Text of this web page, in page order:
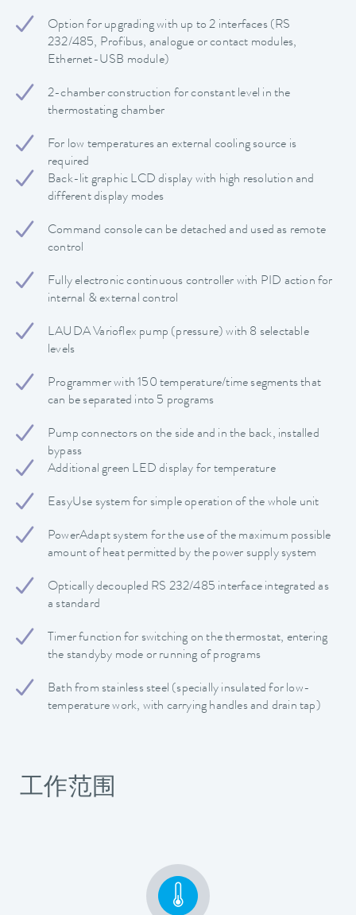
Option for upgrading with up to 2 interfaces (RS
232/485, Profibus, analogue or contact modules,
Ethernet-USB module)
2-chamber construction for constant level in the
thermostating chamber
For low temperatures an external cooling source is
required
Back-lit graphic LCD display with high resolution and
different display modes
Command console can be detached and used as remote
control
Fully electronic continuous controller with PID action for
internal & external control
LAUDA Varioflex pump (pressure) with 8 selectable
levels
Programmer with 150 temperature/time segments that
can be separated into 5 programs
Pump connectors on the side and in the back, installed
bypass
Additional green LED display for temperature
EasyUse system for simple operation of the whole unit
PowerAdapt system for the use of the maximum possible
amount of heat permitted by the power supply system
Optically decoupled RS 232/485 interface integrated as
a standard
Timer function for switching on the thermostat, entering
the standyby mode or running of programs
Bath from stainless steel (specially insulated for low-
temperature work, with carrying handles and drain tap)
工作范围